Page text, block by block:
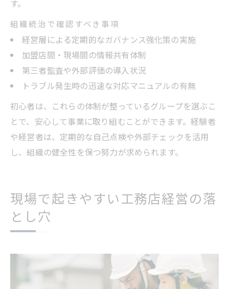
す。
組織統治で確認すべき事項
経営層による定期的なガバナンス強化策の実施
加盟店間・現場間の情報共有体制
第三者監査や外部評価の導入状況
トラブル発生時の迅速な対応マニュアルの有無
初心者は、これらの体制が整っているグループを選ぶこ
とで、安心して事業に取り組むことができます。経験者
や経営者は、定期的な自己点検や外部チェックを活用
し、組織の健全性を保つ努力が求められます。
現場で起きやすい工務店経営の落
とし穴